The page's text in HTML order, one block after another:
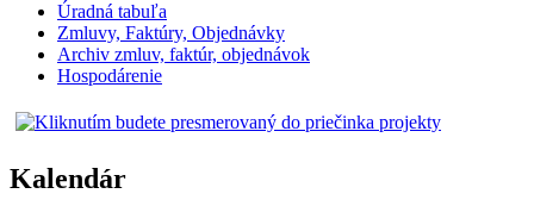
Úradná tabuľa
Zmluvy, Faktúry, Objednávky
Archiv zmluv, faktúr, objednávok
Hospodárenie
Kalendár